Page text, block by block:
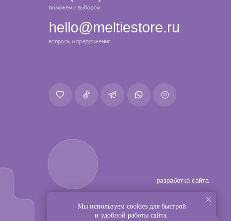
Мы используем cookies для быстрой
и удобной работы сайта.